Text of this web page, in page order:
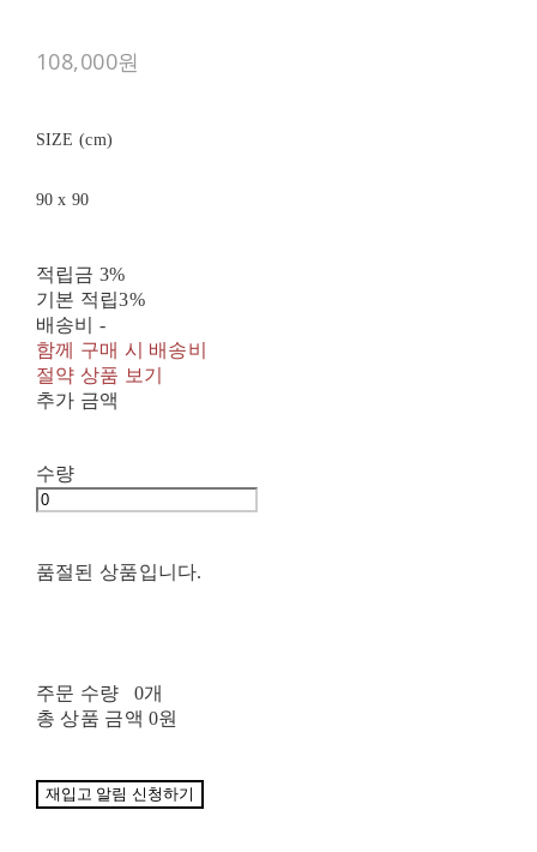
108,000원
SIZE (cm)
90 x 90
적립금 3%
기본 적립3%
배송비 -
함께 구매 시 배송비
절약 상품 보기
추가 금액
수량
품절된 상품입니다.
주문 수량
0개
총 상품 금액 0원
재입고 알림 신청하기